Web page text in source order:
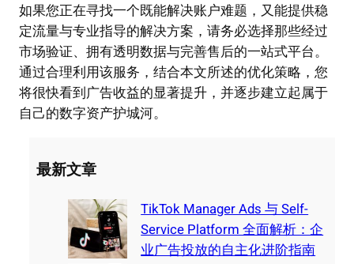
如果您正在寻找一个既能解决账户难题，又能提供稳
定流量与专业指导的解决方案，请务必选择那些经过
市场验证、拥有透明数据与完善售后的一站式平台。
通过合理利用该服务，结合本文所述的优化策略，您
将很快看到广告收益的显著提升，并逐步建立起属于
自己的数字资产护城河。
最新文章
TikTok Manager Ads 与 Self-
Service Platform 全面解析：企
业广告投放的自主化进阶指南